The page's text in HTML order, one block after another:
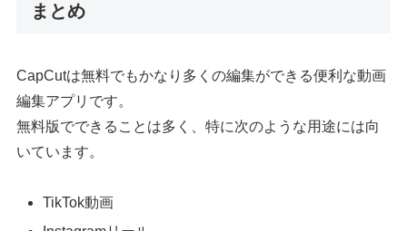
まとめ
CapCutは無料でもかなり多くの編集ができる便利な動画
編集アプリです。
無料版でできることは多く、特に次のような用途には向
いています。
TikTok動画